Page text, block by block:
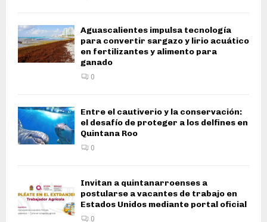
Aguascalientes impulsa tecnología
para convertir sargazo y lirio acuático
en fertilizantes y alimento para
ganado
0
Entre el cautiverio y la conservación:
el desafío de proteger a los delfines en
Quintana Roo
0
Invitan a quintanarroenses a
postularse a vacantes de trabajo en
Estados Unidos mediante portal oficial
0